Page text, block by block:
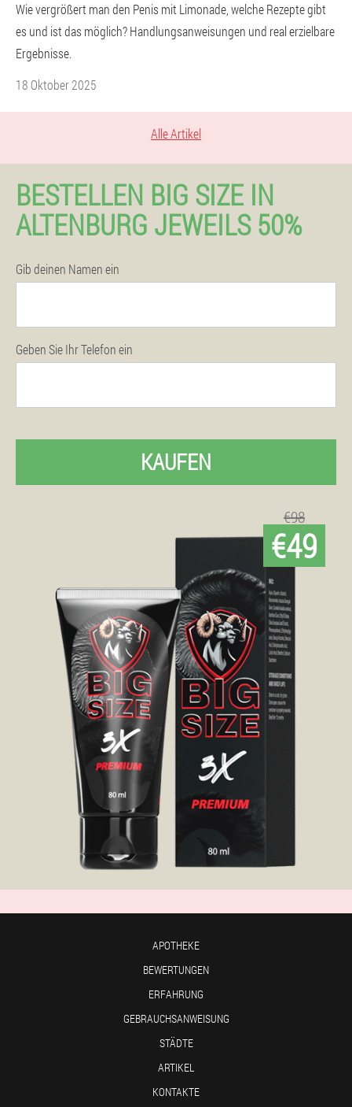
Wie vergrößert man den Penis mit Limonade, welche Rezepte gibt
es und ist das möglich? Handlungsanweisungen und real erzielbare
Ergebnisse.
18 Oktober 2025
Alle Artikel
BESTELLEN BIG SIZE IN
ALTENBURG JEWEILS 50%
Gib deinen Namen ein
Geben Sie Ihr Telefon ein
KAUFEN
€98
€49
APOTHEKE
BEWERTUNGEN
ERFAHRUNG
GEBRAUCHSANWEISUNG
STÄDTE
ARTIKEL
KONTAKTE